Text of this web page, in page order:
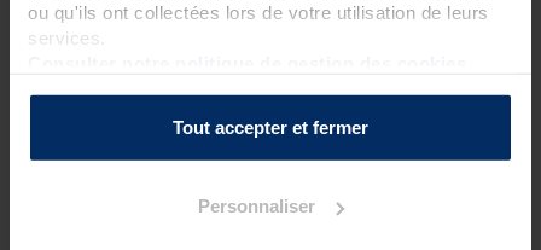
ou qu'ils ont collectées lors de votre utilisation de leurs
services.
Tout accepter et fermer
Personnaliser
Pour connaître l’heure de début de votre premier soin bien-
être, nous vous inviterons à contacter la thalasso 48h avant
Programme des soins